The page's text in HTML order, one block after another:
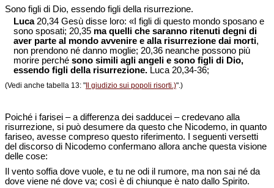
Sono figli di Dio, essendo figli della risurrezione.
Luca20,34 Gesù disse loro: «I figli di questo mondo sposano e
sono sposati; 20,35 ma quelli che saranno ritenuti degni di
aver parte al mondo avvenire e alla risurrezione dai morti,
non prendono né danno moglie; 20,36 neanche possono più
morire perché sono simili agli angeli e sono figli di Dio,
essendo figli della risurrezione. Luca 20,34-36;
(Vedi anche tabella 13: "Il giudizio sui popoli risorti.)".)
Poiché i farisei – a differenza dei sadducei – credevano alla
risurrezione, si può desumere da questo che Nicodemo, in quanto
fariseo, avesse compreso questo riferimento. I seguenti versetti
del discorso di Nicodemo confermano allora anche questa visione
delle cose:
Il vento soffia dove vuole, e tu ne odi il rumore, ma non sai né da
dove viene né dove va; così è di chiunque è nato dallo Spirito.